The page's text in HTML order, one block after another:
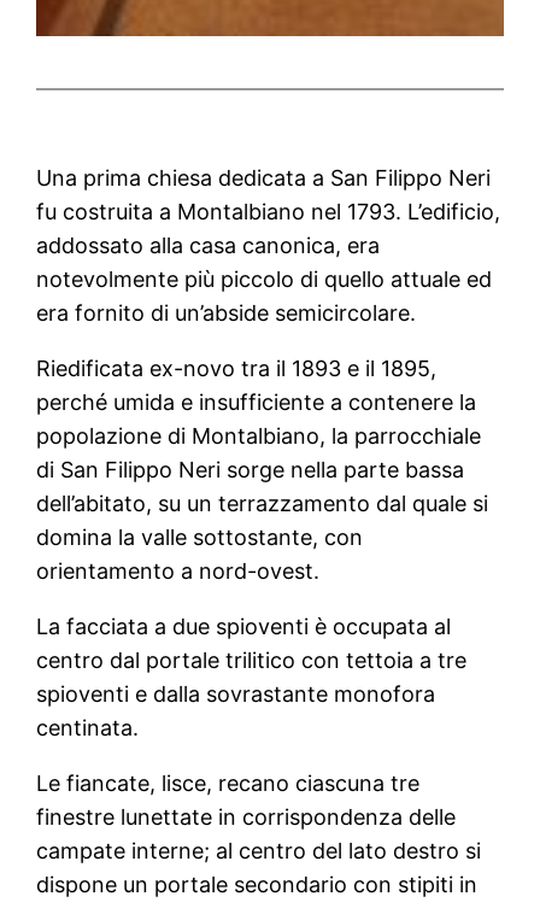
Una prima chiesa dedicata a San Filippo Neri
fu costruita a Montalbiano nel 1793. L’edificio,
addossato alla casa canonica, era
notevolmente più piccolo di quello attuale ed
era fornito di un’abside semicircolare.
Riedificata ex-novo tra il 1893 e il 1895,
perché umida e insufficiente a contenere la
popolazione di Montalbiano, la parrocchiale
di San Filippo Neri sorge nella parte bassa
dell’abitato, su un terrazzamento dal quale si
domina la valle sottostante, con
orientamento a nord-ovest.
La facciata a due spioventi è occupata al
centro dal portale trilitico con tettoia a tre
spioventi e dalla sovrastante monofora
centinata.
Le fiancate, lisce, recano ciascuna tre
finestre lunettate in corrispondenza delle
campate interne; al centro del lato destro si
dispone un portale secondario con stipiti in